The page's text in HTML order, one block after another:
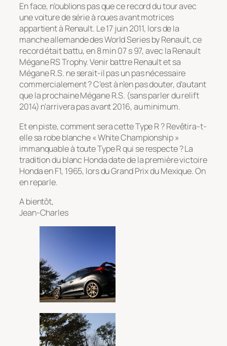
En face, n’oublions pas que ce record du tour avec
une voiture de série à roues avant motrices
appartient à Renault. Le 17 juin 2011, lors de la
manche allemande des World Series by Renault, ce
record était battu, en 8 min 07 s 97, avec la Renault
Mégane RS Trophy. Venir battre Renault et sa
Mégane R.S. ne serait-il pas un pas nécessaire
commercialement ? C’est à n’en pas douter, d’autant
que la prochaine Mégane R.S. (sans parler du relift
2014) n’arrivera pas avant 2016, au minimum.
Et en piste, comment sera cette Type R ? Revêtira-t-
elle sa robe blanche « White Championship »
immanquable à toute Type R qui se respecte ? La
tradition du blanc Honda date de la première victoire
Honda en F1, 1965, lors du Grand Prix du Mexique. On
en reparle.
A bientôt,
Jean-Charles